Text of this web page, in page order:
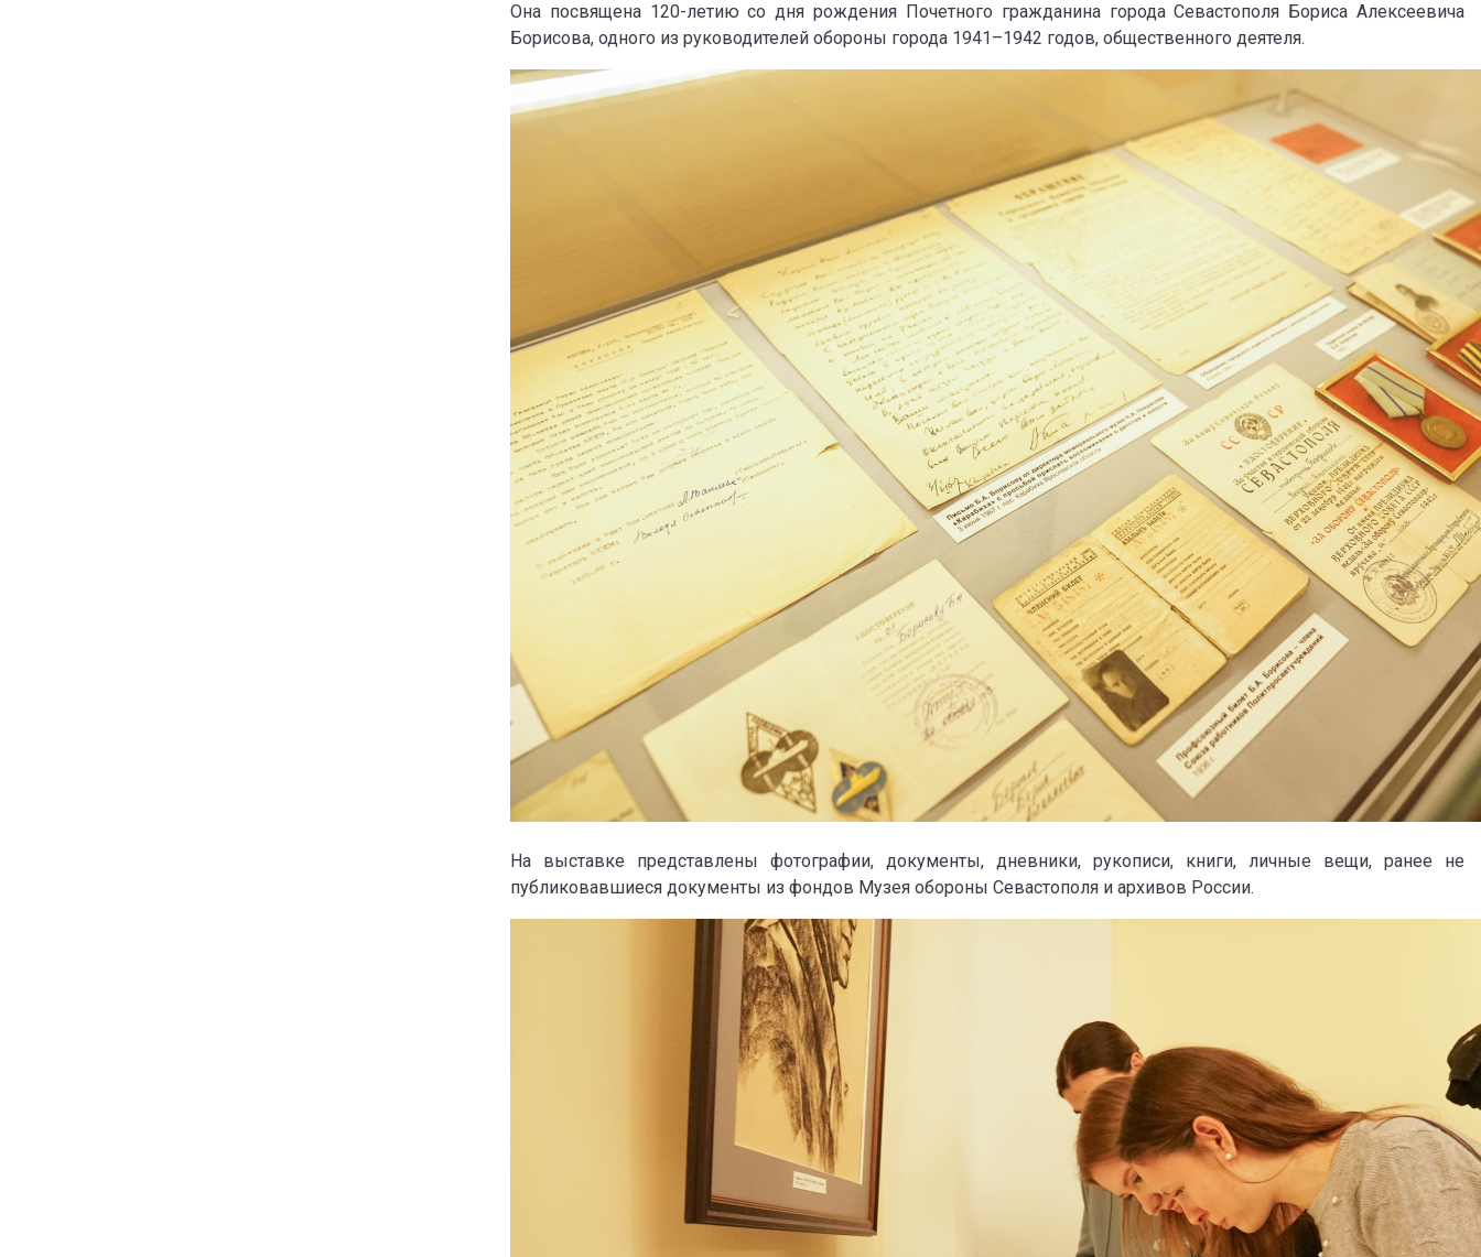
Она посвящена 120-летию со дня рождения Почетного гражданина города Севастополя Бориса Алексеевича
Борисова, одного из руководителей обороны города 1941–1942 годов, общественного деятеля.
На выставке представлены фотографии, документы, дневники, рукописи, книги, личные вещи, ранее не
публиковавшиеся документы из фондов Музея обороны Севастополя и архивов России.